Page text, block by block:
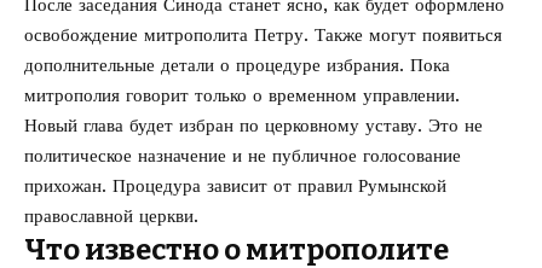
После заседания Синода станет ясно, как будет оформлено
освобождение митрополита Петру. Также могут появиться
дополнительные детали о процедуре избрания. Пока
митрополия говорит только о временном управлении.
Новый глава будет избран по церковному уставу. Это не
политическое назначение и не публичное голосование
прихожан. Процедура зависит от правил Румынской
православной церкви.
Что известно о митрополите